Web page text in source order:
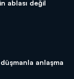
ablası değil
anlaşma